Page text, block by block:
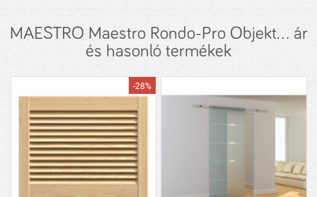
MAESTRO Maestro Rondo-Pro Objekt... ár
és hasonló termékek
-28%